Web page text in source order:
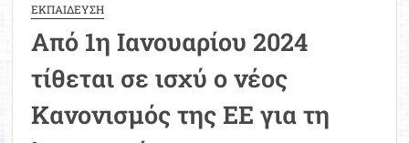
ΕΚΠΑΙΔΕΥΣΗ
Από 1η Ιανουαρίου 2024
τίθεται σε ισχύ ο νέος
Κανονισμός της ΕΕ για τη